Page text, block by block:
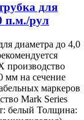
для
п.м./рул
диаметра до 4,0
производство
мм на сечение
маркеров
Mark Series
белый Толщина: